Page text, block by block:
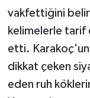
vakfettiğini
kelimelerle tarif
etti.
dikkat çeken
eden ruh